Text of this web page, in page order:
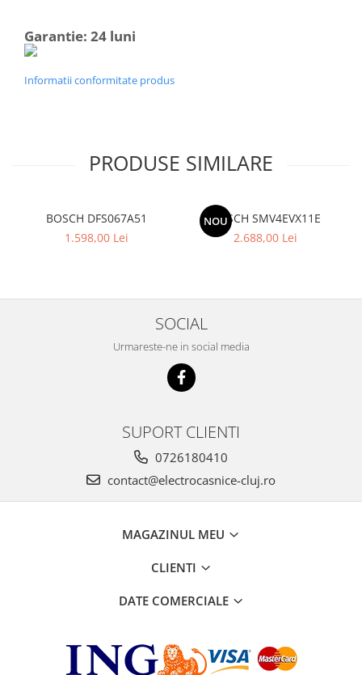
Garantie: 24 luni
Informatii conformitate produs
PRODUSE SIMILARE
BOSCH DFS067A51
1.598,00 Lei
NOU
BOSCH SMV4EVX11E
2.688,00 Lei
SOCIAL
Urmareste-ne in social media
SUPORT CLIENTI
0726180410
contact@electrocasnice-cluj.ro
MAGAZINUL MEU
CLIENTI
DATE COMERCIALE